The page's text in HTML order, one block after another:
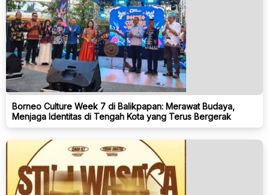
Borneo Culture Week 7 di Balikpapan: Merawat Budaya,
Menjaga Identitas di Tengah Kota yang Terus Bergerak